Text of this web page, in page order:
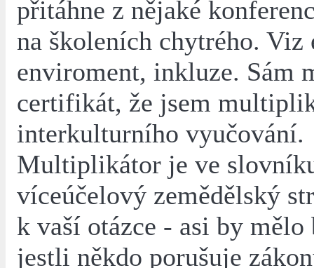
přitáhne z nějaké
na školeních chytrého. Viz
enviroment, inkluze. Sám
certifikát, že jsem
interkulturního vyučování.
Multiplikátor je ve
víceúčelový zemědělský
k vaší otázce - asi by mělo
jestli někdo porušuje